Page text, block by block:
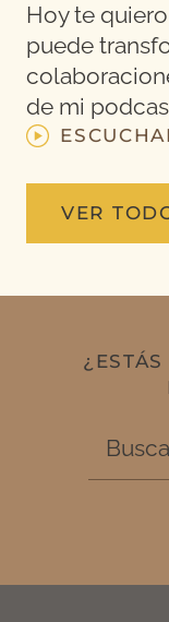
Hoy te
puede
de mi
VER